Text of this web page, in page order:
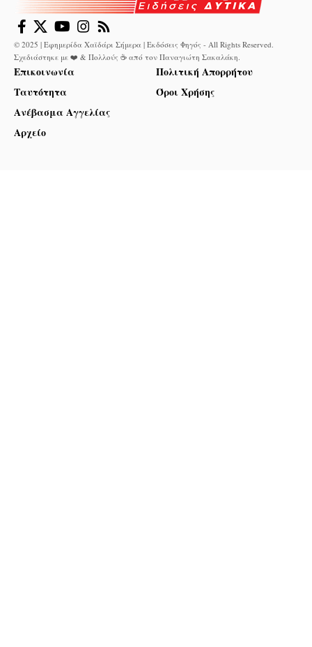
© 2025 | Εφημερίδα Χαϊδάρι Σήμερα | Εκδόσεις Φηγός - All Rights Reserved.
Σχεδιάστηκε με ❤️ & Πολλούς ☕ από τον Παναγιώτη Σακαλάκη.
Επικοινωνία
Ταυτότητα
Ανέβασμα Αγγελίας
Αρχείο
Πολιτική Απορρήτου
Όροι Χρήσης